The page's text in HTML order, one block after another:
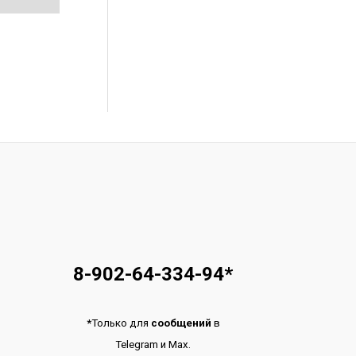
8-902-64-334-94*
*Только для сообщений в
TelegramиMax.